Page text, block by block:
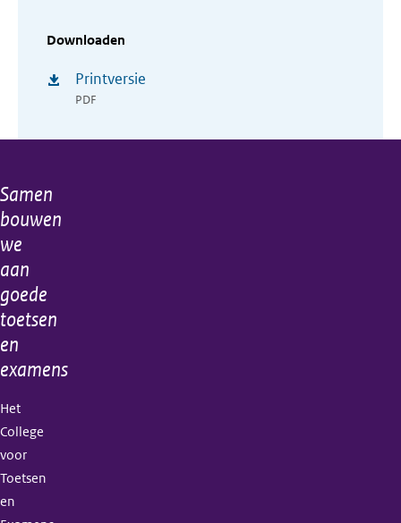
Downloaden
Printversie
PDF
Algemene
informatie
Samen
bouwen
we
aan
goede
toetsen
en
examens
Het
College
voor
Toetsen
en